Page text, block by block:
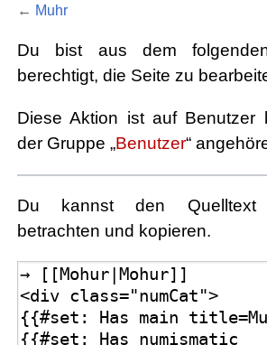
← Muhr
Du bist aus dem
berechtigt, die Seite zu
Diese Aktion ist auf Benutzer
der Gruppe „Benutzer“
Du kannst den Quelltext
betrachten und kopieren.